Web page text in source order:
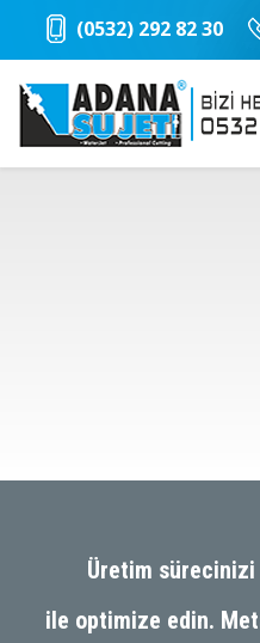
(0532) 292 82 30
Üretim sürecinizi
ile optimize edin.